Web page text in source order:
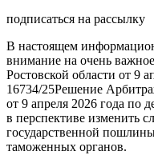
подписаться на рассылку
В настоящем
внимание на очень
Ростовской области от 9
16734/25Решение
от 9 апреля 2026 года по
в перспективе изменить
государственной
таможенных органов.